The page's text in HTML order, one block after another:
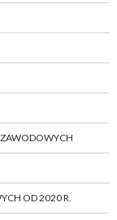
OD 2020 R.